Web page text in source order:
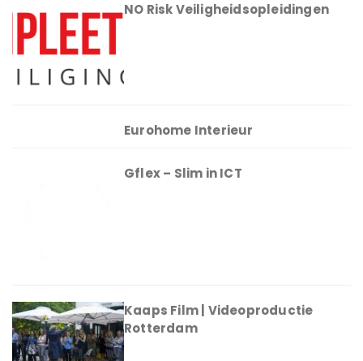
NO Risk Veiligheidsopleidingen
Eurohome Interieur
Gflex – Slim in ICT
Kaaps Film | Videoproductie
Rotterdam